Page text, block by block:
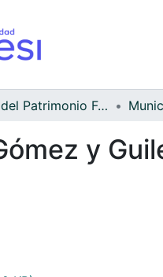
Archivo del Patrimonio Fotográfico y Fílmico del Valle del Cauca
y